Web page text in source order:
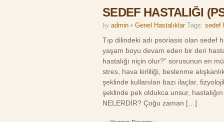
SEDEF HASTALIĞI
by admin • Genel Hastalıklar Tags:sedef
Tıp dilindeki adı psoriasis olan sedef
yaşam boyu devam eden bir deri
hastalığı niçin olur?” sorusunun en
stres, hava kirliliği, beslenme
şeklinde kullanılan bazı ilaçlar,
şeklinde pek oldukca unsur,
NELERDİR? Çoğu zaman […]